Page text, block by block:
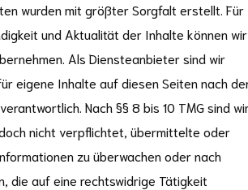
wurden mit größter Sorgfalt erstellt. Für
und Aktualität der Inhalte können wir
Als Diensteanbieter sind wir
eigene Inhalte auf diesen Seiten nach
Nach §§ 8 bis 10 TMG sind
nicht verpflichtet, übermittelte oder
zu überwachen oder nach
die auf eine rechtswidrige Tätigkeit